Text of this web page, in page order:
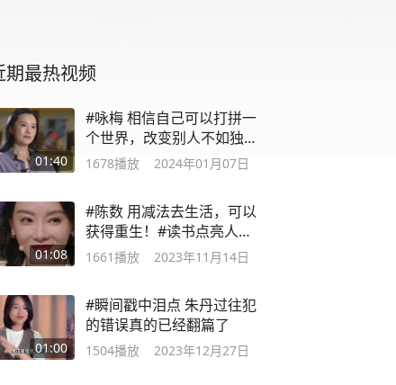
期最热视频
01:40
#咏梅 相信自己可以打拼一
个世界，改变别人不如独善
其身！
1678播放 2024年01月07日
01:08
#陈数 用减法去生活，可以
获得重生！#读书点亮人生
#智慧生活
1661播放 2023年11月14日
01:00
#瞬间戳中泪点 朱丹过往犯
的错误真的已经翻篇了
1504播放 2023年12月27日